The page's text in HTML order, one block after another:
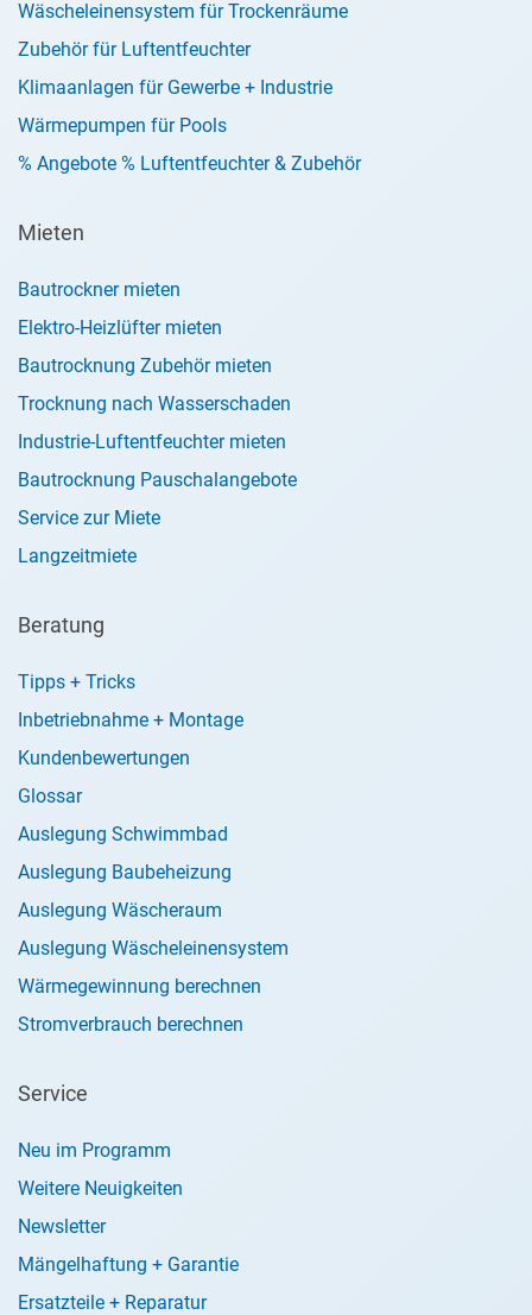
Wäscheleinensystem für Trockenräume
Zubehör für Luftentfeuchter
Klimaanlagen für Gewerbe + Industrie
Wärmepumpen für Pools
% Angebote % Luftentfeuchter & Zubehör
Mieten
Bautrockner mieten
Elektro-Heizlüfter mieten
Bautrocknung Zubehör mieten
Trocknung nach Wasserschaden
Industrie-Luftentfeuchter mieten
Bautrocknung Pauschalangebote
Service zur Miete
Langzeitmiete
Beratung
Tipps + Tricks
Inbetriebnahme + Montage
Kundenbewertungen
Glossar
Auslegung Schwimmbad
Auslegung Baubeheizung
Auslegung Wäscheraum
Auslegung Wäscheleinensystem
Wärmegewinnung berechnen
Stromverbrauch berechnen
Service
Neu im Programm
Weitere Neuigkeiten
Newsletter
Mängelhaftung + Garantie
Ersatzteile + Reparatur